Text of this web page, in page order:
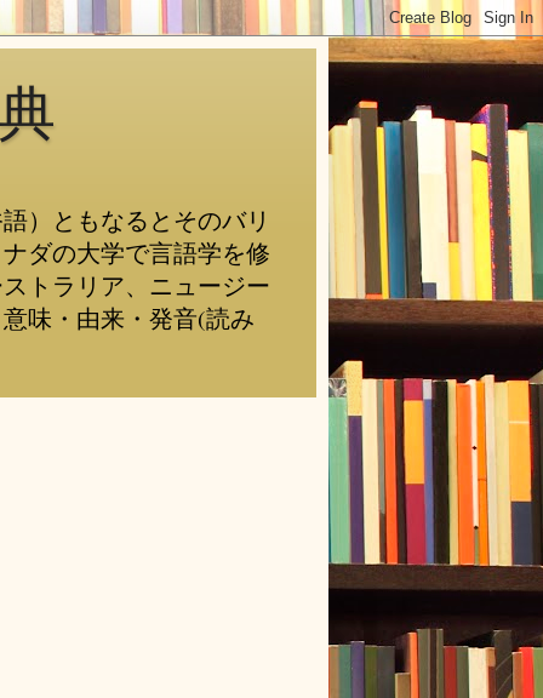
）ともなるとそのバリ
ダの大学で言語学を修
トラリア、ニュージー
味・由来・発音(読み